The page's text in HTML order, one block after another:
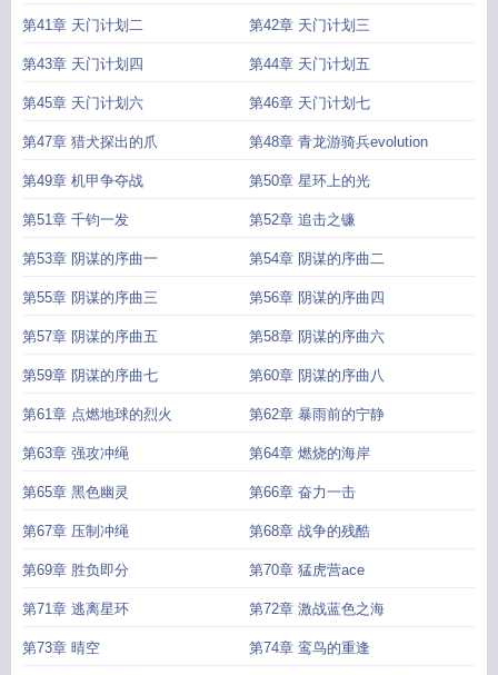
第41章 天门计划二 第42章 天门计划三
第43章 天门计划四 第44章 天门计划五
第45章 天门计划六 第46章 天门计划七
第47章 猎犬探出的爪 第48章 青龙游骑兵evolution
第49章 机甲争夺战 第50章 星环上的光
第51章 千钧一发 第52章 追击之镰
第53章 阴谋的序曲一 第54章 阴谋的序曲二
第55章 阴谋的序曲三 第56章 阴谋的序曲四
第57章 阴谋的序曲五 第58章 阴谋的序曲六
第59章 阴谋的序曲七 第60章 阴谋的序曲八
第61章 点燃地球的烈火 第62章 暴雨前的宁静
第63章 强攻冲绳 第64章 燃烧的海岸
第65章 黑色幽灵 第66章 奋力一击
第67章 压制冲绳 第68章 战争的残酷
第69章 胜负即分 第70章 猛虎营ace
第71章 逃离星环 第72章 激战蓝色之海
第73章 晴空 第74章 鸾鸟的重逢